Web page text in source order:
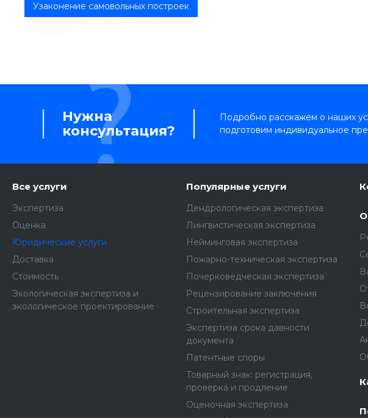
Узаконение самовольных построек
Нужна
консультация?
Подробно расскажем о наших
подготовим индивидуальное
Все услуги
Экспертиза
Оценка
Юридические услуги
Доставка
Стоимость
Экологическая экспертиза и
экологическое проектирование
Популярные услуги
Дендрологическая экспертиза
Лингвистическая экспертиза
Нейминговая экспертиза
Пожарно-техническая экспертиза
Почерковедческая экспертиза
Рецензирование заключения
Строительная экспертиза
Экспертиза срока давности
документа
Патентные споры
Товарный знак: регистрация,
проверка и продление
Оценочная экспертиза